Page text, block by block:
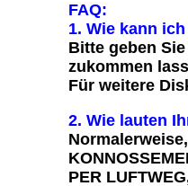
FAQ:
1. Wie kann
Bitte geben
zukommen
Für weitere
2. Wie lauten
PER